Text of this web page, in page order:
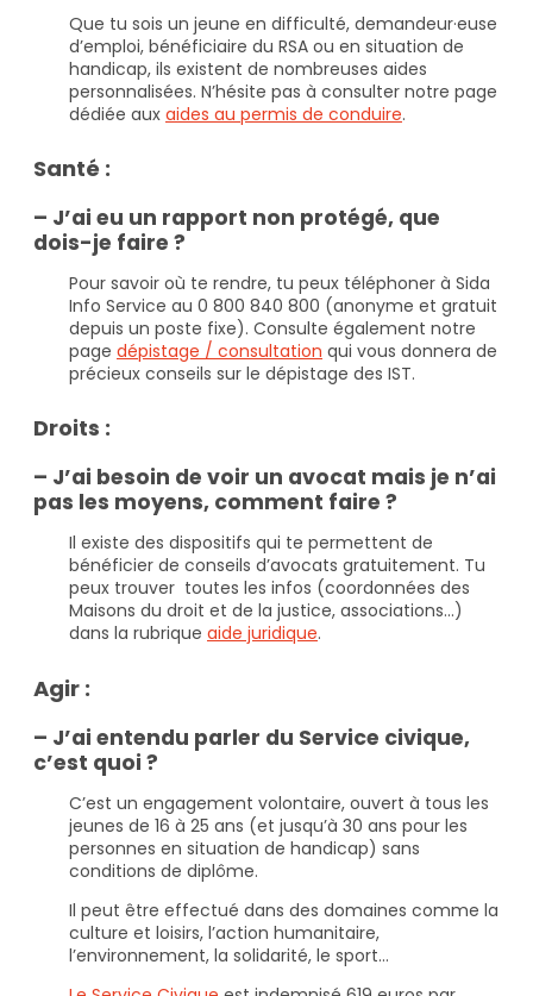
Que tu sois un jeune en difficulté, demandeur·euse
d’emploi, bénéficiaire du RSA ou en situation de
handicap, ils existent de nombreuses aides
personnalisées. N’hésite pas à consulter notre page
dédiée aux aides au permis de conduire.
Santé :
– J’ai eu un rapport non protégé, que
dois-je faire ?
Pour savoir où te rendre, tu peux téléphoner à Sida
Info Service au 0 800 840 800 (anonyme et gratuit
depuis un poste fixe). Consulte également notre
page dépistage / consultation qui vous donnera de
précieux conseils sur le dépistage des IST.
Droits :
– J’ai besoin de voir un avocat mais je n’ai
pas les moyens, comment faire ?
Il existe des dispositifs qui te permettent de
bénéficier de conseils d’avocats gratuitement. Tu
peux trouver toutes les infos (coordonnées des
Maisons du droit et de la justice, associations…)
dans la rubrique aide juridique.
Agir :
– J’ai entendu parler du Service civique,
c’est quoi ?
C’est un engagement volontaire, ouvert à tous les
jeunes de 16 à 25 ans (et jusqu’à 30 ans pour les
personnes en situation de handicap) sans
conditions de diplôme.
Il peut être effectué dans des domaines comme la
culture et loisirs, l’action humanitaire,
l’environnement, la solidarité, le sport…